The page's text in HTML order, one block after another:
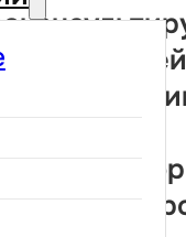
своим
о
— это